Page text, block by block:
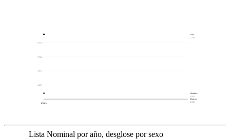
4,057
4,911
5,766
6,620
2026
Total
7,119
Mujeres
3,558
Hombres
3,561
Lista Nominal por año, desglose por sexo